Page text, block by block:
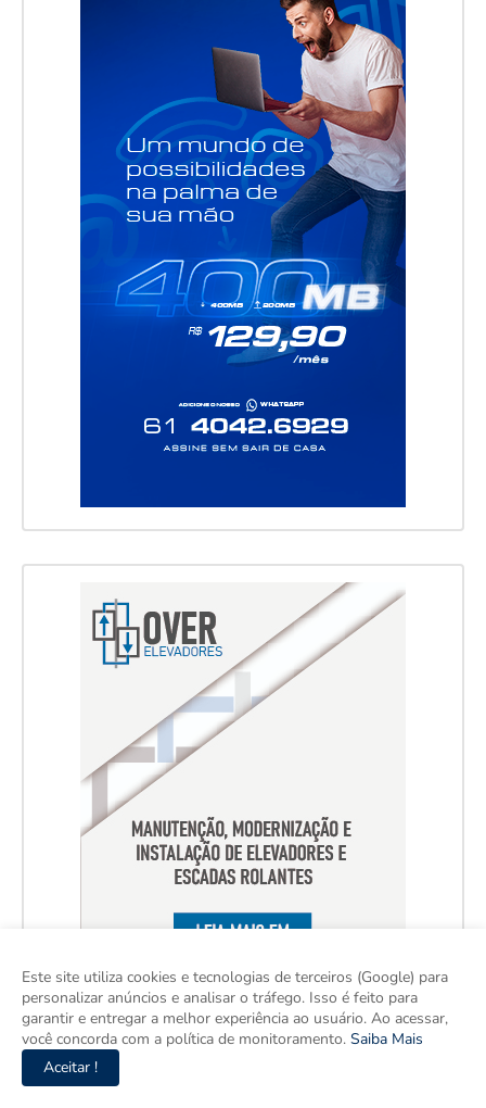
Este site utiliza cookies e tecnologias de terceiros (Google) para
personalizar anúncios e analisar o tráfego. Isso é feito para
garantir e entregar a melhor experiência ao usuário. Ao acessar,
você concorda com a política de monitoramento. Saiba Mais
Aceitar !